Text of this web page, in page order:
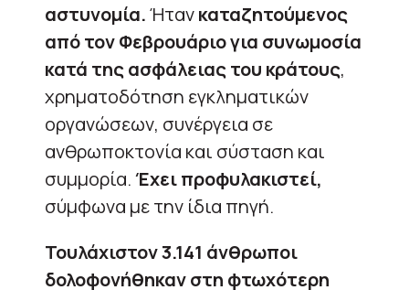
αστυνομία.Ήτανκαταζητούμενος
από τον Φεβρουάριο για συνωμοσία
κατά της ασφάλειας του κράτους,
χρηματοδότηση εγκληματικών
οργανώσεων, συνέργεια σε
ανθρωποκτονία και σύσταση και
συμμορία.Έχει προφυλακιστεί,
σύμφωνα με την ίδια πηγή.
Τουλάχιστον 3.141 άνθρωποι
δολοφονήθηκαν στη φτωχότερη